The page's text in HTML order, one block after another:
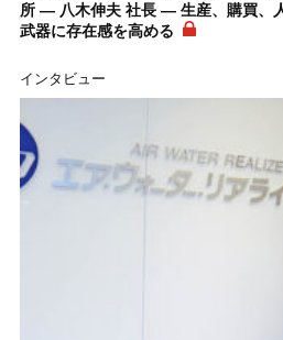
所 ― 八木伸夫 社長 ― 生産、購買、
武器に存在感を高める
インタビュー